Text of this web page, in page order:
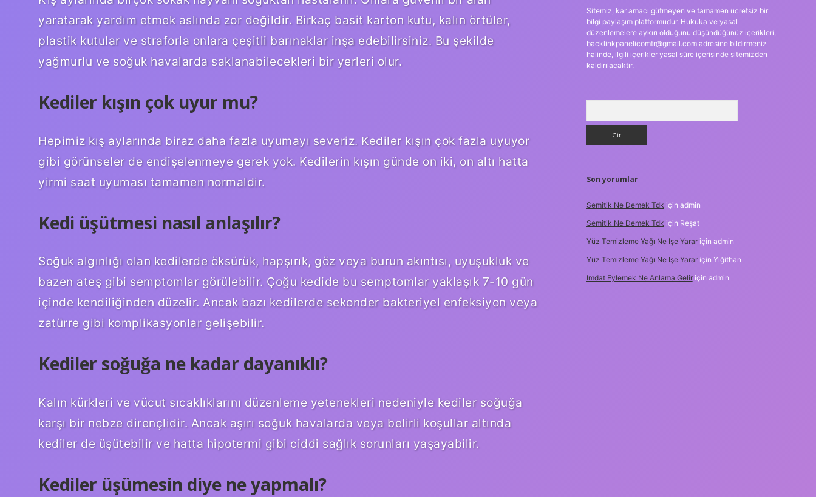
yaratarak yardım etmek aslında zor değildir. Birkaç basit karton kutu, kalın örtüler,
plastik kutular ve straforla onlara çeşitli barınaklar inşa edebilirsiniz. Bu şekilde
yağmurlu ve soğuk havalarda saklanabilecekleri bir yerleri olur.
Kediler kışın çok uyur mu?
Hepimiz kış aylarında biraz daha fazla uyumayı severiz. Kediler kışın çok fazla uyuyor
gibi görünseler de endişelenmeye gerek yok. Kedilerin kışın günde on iki, on altı hatta
yirmi saat uyuması tamamen normaldir.
Kedi üşütmesi nasıl anlaşılır?
Soğuk algınlığı olan kedilerde öksürük, hapşırık, göz veya burun akıntısı, uyuşukluk ve
bazen ateş gibi semptomlar görülebilir. Çoğu kedide bu semptomlar yaklaşık 7-10 gün
içinde kendiliğinden düzelir. Ancak bazı kedilerde sekonder bakteriyel enfeksiyon veya
zatürre gibi komplikasyonlar gelişebilir.
Kediler soğuğa ne kadar dayanıklı?
Kalın kürkleri ve vücut sıcaklıklarını düzenleme yetenekleri nedeniyle kediler soğuğa
karşı bir nebze dirençlidir. Ancak aşırı soğuk havalarda veya belirli koşullar altında
kediler de üşütebilir ve hatta hipotermi gibi ciddi sağlık sorunları yaşayabilir.
Kediler üşümesin diye ne yapmalı?
Sitemiz, kar amacı gütmeyen ve tamamen ücretsiz bir
bilgi paylaşım platformudur. Hukuka ve yasal
düzenlemelere aykırı olduğunu düşündüğünüz içerikleri,
backlinkpanelicomtr@gmail.comadresine bildirmeniz
halinde, ilgili içerikler yasal süre içerisinde sitemizden
kaldırılacaktır.
Son yorumlar
Semitik Ne Demek Tdk için admin
Semitik Ne Demek Tdk için Reşat
Yüz Temizleme Yağı Ne Işe Yarariçin admin
Yüz Temizleme Yağı Ne Işe Yarariçin Yiğithan
Imdat Eylemek Ne Anlama Geliriçin admin